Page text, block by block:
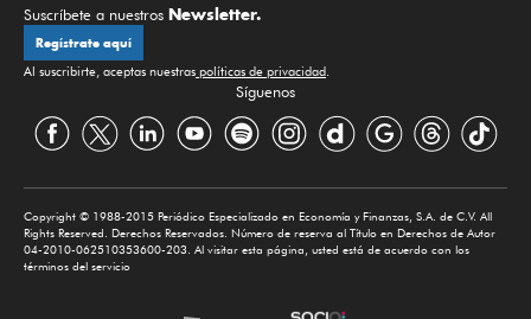
Suscríbete a nuestros Newsletter.
Regístrate aquí
Al suscribirte, aceptas nuestras políticas de privacidad
Síguenos
Copyright © 1988-2015 Periódico Especializado en Economía y Finanzas, S.A. de C.V. All
Rights Reserved. Derechos Reservados. Número de reserva al Título en Derechos de Autor
04-2010-062510353600-203. Al visitar esta página, usted está de acuerdo con los
términos del servicio